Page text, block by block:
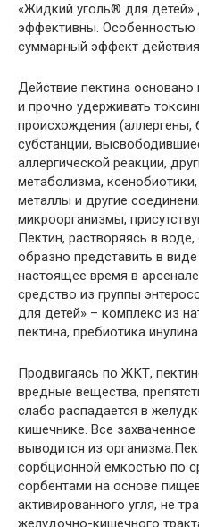
«Жидкий уголь® для
эффективны. Особенностью
суммарный эффект
Действие пектина
и прочно удерживать
происхождения (аллергены,
субстанции,
аллергической реакции,
метаболизма,
металлы и другие
микроорганизмы,
Пектин, растворяясь в
образно представить в
настоящее время в
средство из группы
для детей» – комплекс из
пектина, пребиотика
Продвигаясь по ЖКТ,
вредные вещества,
слабо распадается в
кишечнике. Все захваченное
выводится из
сорбционной емкостью по
сорбентами на основе
активированного угля, не
желудочно-кишечного